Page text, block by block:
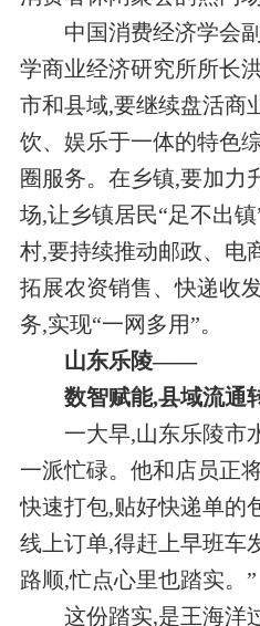
中国消费经济学会副
学商业经济研究所所长
市和县域,要继续盘活商
饮、娱乐于一体的特色
圈服务。在乡镇,要加力
场,让乡镇居民“足不出
村,要持续推动邮政、电
拓展农资销售、快递收
务,实现“一网多用”。
山东乐陵——
数智赋能,县域流通
一大早,山东乐陵市
一派忙碌。他和店员正
快速打包,贴好快递单的
线上订单,得赶上早班车
路顺,忙点心里也踏实。”
这份踏实,是王海洋